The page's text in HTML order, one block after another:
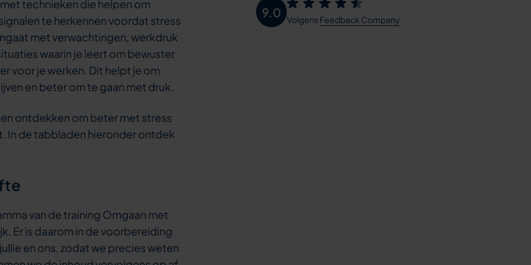
technieken die helpen om
te herkennen voordat stress
met verwachtingen, werkdruk
waarin je leert om bewuster
voor je werken. Dit helpt je om
en beter om te gaan met druk.
ontdekken om beter met stress
In de tabbladen hieronder ontdek
van de training Omgaan met
Er is daarom in de voorbereiding
en ons, zodat we precies weten
9.0
Volgens Feedback Company